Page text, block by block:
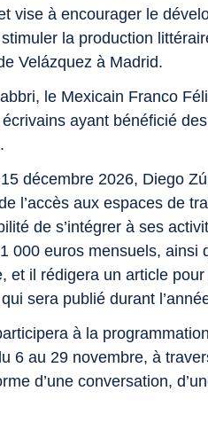
vise à encourager le
la production
Velázquez à Madrid.
le Mexicain Franco
écrivains ayant bénéficié
décembre 2026, Diego
l’accès aux espaces de
de s’intégrer à ses
000 euros mensuels, ainsi
et il rédigera un article
sera publié durant
à la
6 au 29 novembre, à
d’une conversation,